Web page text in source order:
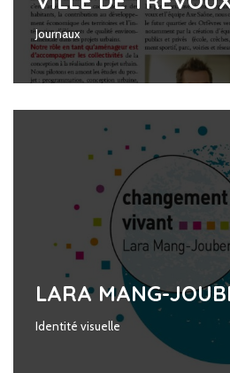
Journaux
LARA MANG-
Identité visuelle